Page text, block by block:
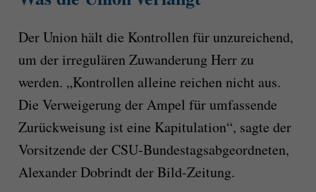
Der Union hält die Kontrollen für unzureichend,
um der irregulären Zuwanderung Herr zu
werden. „Kontrollen alleine reichen nicht aus.
Die Verweigerung der Ampel für umfassende
Zurückweisung ist eine Kapitulation“, sagte der
Vorsitzende der CSU-Bundestagsabgeordneten,
Alexander Dobrindt der Bild-Zeitung.